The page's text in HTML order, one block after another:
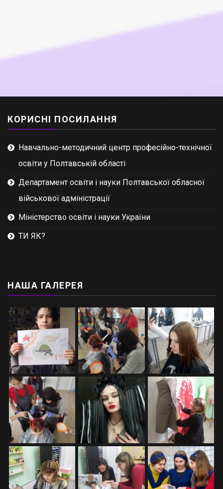
КОРИСНІ ПОСИЛАННЯ
Навчально-методичний центр професійно-технічної
освіти у Полтавській області
Департамент освіти і науки Полтавської обласної
військової адміністрації
Міністерство освіти і науки України
ТИ ЯК?
НАША ГАЛЕРЕЯ